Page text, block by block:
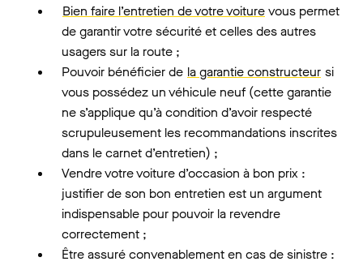
Bien faire l’entretien de votre voiturevous permet
de garantir votre sécurité et celles des autres
usagers sur la route ;
Pouvoir bénéficier de la garantie constructeur si
vous possédez un véhicule neuf (cette garantie
ne s’applique qu’à condition d’avoir respecté
scrupuleusement les recommandations inscrites
dans le carnet d’entretien) ;
Vendre votre voiture d’occasion à bon prix :
justifier de son bon entretien est un argument
indispensable pour pouvoir la revendre
correctement ;
Être assuré convenablement en cas de sinistre :